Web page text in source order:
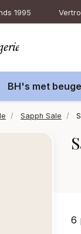
1995
BH's met
Sapph Sale
6